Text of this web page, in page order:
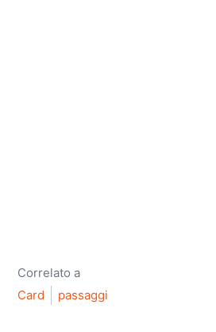
Correlato a
Card
passaggi